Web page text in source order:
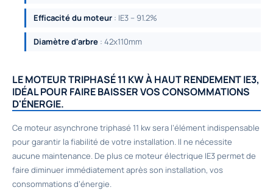
Efficacité du moteur : IE3 – 91.2%
Diamètre d'arbre : 42x110mm
LE MOTEUR TRIPHASÉ 11 KW À HAUT RENDEMENT IE3,
IDÉAL POUR FAIRE BAISSER VOS CONSOMMATIONS
D'ÉNERGIE.
Ce moteur asynchrone triphasé 11 kw sera l’élément indispensable
pour garantir la fiabilité de votre installation. Il ne nécessite
aucune maintenance. De plus ce moteur électrique IE3 permet de
faire diminuer immédiatement après son installation, vos
consommations d’énergie.